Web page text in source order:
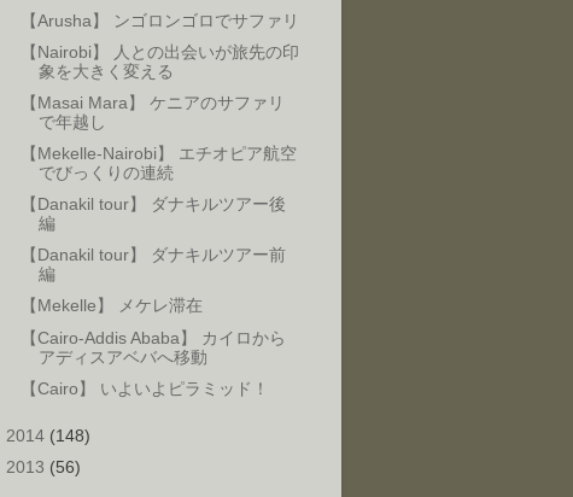
【Arusha】 ンゴロンゴロでサファリ
【Nairobi】 人との出会いが旅先の印
象を大きく変える
【Masai Mara】 ケニアのサファリ
で年越し
【Mekelle-Nairobi】 エチオピア航空
でびっくりの連続
【Danakil tour】 ダナキルツアー後
編
【Danakil tour】 ダナキルツアー前
編
【Mekelle】 メケレ滞在
【Cairo-Addis Ababa】 カイロから
アディスアベバへ移動
【Cairo】 いよいよピラミッド！
2014 (148)
2013 (56)